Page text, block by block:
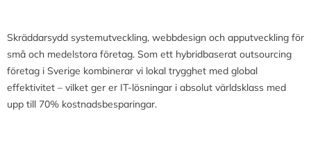
Skräddarsydd systemutveckling, webbdesign och apputveckling för
små och medelstora företag. Som ett hybridbaserat outsourcing
företag i Sverige kombinerar vi lokal trygghet med global
effektivitet – vilket ger er IT-lösningar i absolut världsklass med
upp till 70% kostnadsbesparingar.